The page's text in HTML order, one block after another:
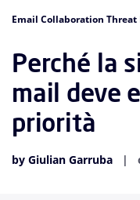
Email Collaboration Threat
Perché la
mail deve
priorità
by Giulian Garruba